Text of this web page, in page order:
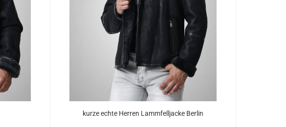
kurze echte Her­ren Lamm­fell­ja­cke Ber­lin